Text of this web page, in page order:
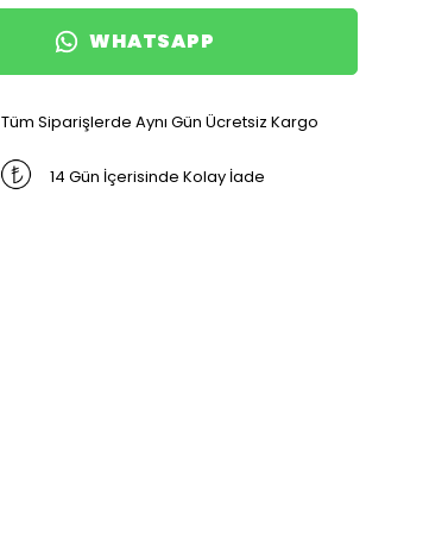
WHATSAPP
Tüm Siparişlerde Aynı Gün Ücretsiz Kargo
14 Gün İçerisinde Kolay İade